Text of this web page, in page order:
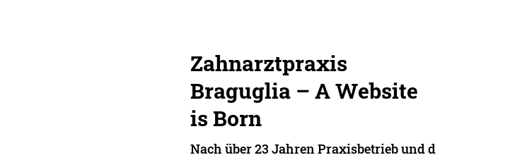
Zahnarztpraxis
Braguglia – A Website
is Born
Nach über 23 Jahren Praxisbetrieb und d